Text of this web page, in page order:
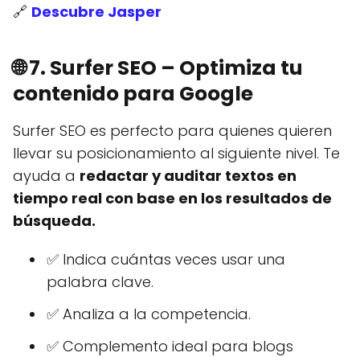
🔗 Descubre Jasper
🌐7. Surfer SEO – Optimiza tu
contenido para Google
Surfer SEO es perfecto para quienes quieren
llevar su posicionamiento al siguiente nivel. Te
ayuda a redactar y auditar textos en
tiempo real con base en los resultados de
búsqueda.
✅ Indica cuántas veces usar una
palabra clave.
✅ Analiza a la competencia.
✅ Complemento ideal para blogs